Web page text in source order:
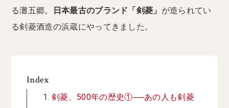
る灘五郷。
日本最古のブランド「剣菱」 が造られてい
る剣菱酒造の浜蔵にやってきました。
Index
剣菱、500年の歴史①──あの人も剣菱